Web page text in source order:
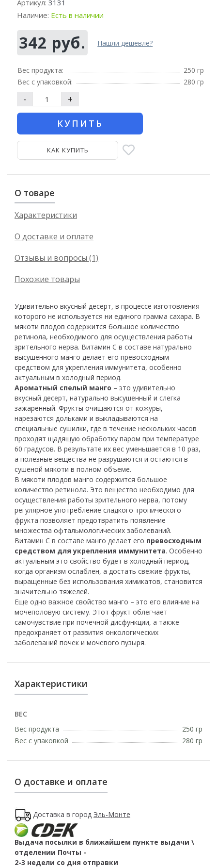
Артикул: 3131
Наличие: Есть в наличии
342 руб. Нашли дешевле?
Вес продукта:
250 гр
Вес с упаковкой:
280 гр
- +
КУПИТЬ
КАК КУПИТЬ
О товаре
Характеристики
О доставке и оплате
Отзывы и вопросы (1)
Похожие товары
Удивительно вкусный десерт, в процессе изготовления
которого не используется ни единого грамма сахара. В
мякоти плодов содержится большое количество
ретинола, необходимого для осуществления работы
зрительного нерва. Витамин С в составе натурально
высушенного манго делает его превосходным
средством для укрепления иммунитета, особенно
актуальным в холодный период.
Ароматный спелый манго – это удивительно
вкусный десерт, натурально высушенный и слегка
зажаренный. Фрукты очищаются от кожуры,
нарезаются дольками и выкладываются на
специальные сушилки, где в течение нескольких часов
проходят щадящую обработку паром при температуре
60 градусов. В результате их вес уменьшается в 10 раз,
а полезные вещества не разрушаются и остаются в
сушеной мякоти в полном объеме.
В мякоти плодов манго содержится большое
количество ретинола. Это вещество необходимо для
осуществления работы зрительного нерва, потому
регулярное употребление сладкого тропического
фрукта позволяет предотвратить появление
множества офтальмологических заболеваний.
Витамин С в составе манго делает его превосходным
средством для укрепления иммунитета. Особенно
актуальным это свойство будет в холодный период,
когда организм ослаблен, а достать свежие фрукты,
выращенные без использования химикатов, становится
значительно тяжелей.
Еще одно важное свойство манго – это его влияние на
мочеполовую систему. Этот фрукт облегчает
самочувствие при почечной дисфункции, а также
предохраняет от развития онкологических
заболеваний почек и мочевого пузыря.
Характеристики
ВЕС
Вес продукта
250 гр
Вес с упаковкой
280 гр
О доставке и оплате
Доставка в город Эль-Монте
Выдача посылки в ближайшем пункте выдачи \
отделении Почты -
2-3 недели со дня отправки